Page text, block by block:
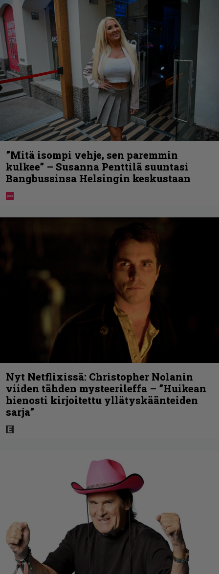
”Mitä isompi vehje, sen paremmin
kulkee” – Susanna Penttilä suuntasi
Bangbussinsa Helsingin keskustaan
Nyt Netflixissä: Christopher Nolanin
viiden tähden mysteerileffa – ”Huikean
hienosti kirjoitettu yllätyskäänteiden
sarja”